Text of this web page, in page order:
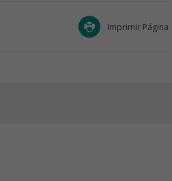
Imprimir Página